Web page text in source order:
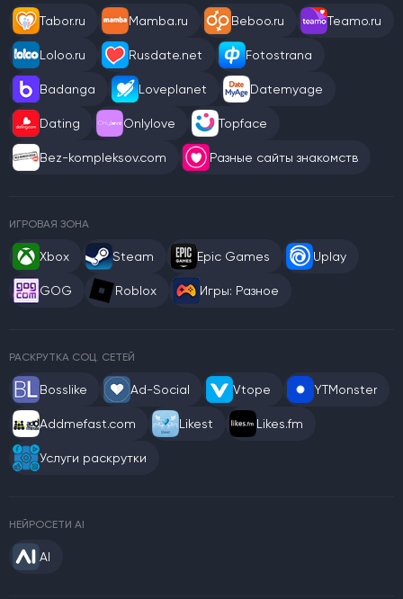
Tabor.ru Mamba.ru Beboo.ru Teamo.ru
Loloo.ru Rusdate.net Fotostrana
Badanga Loveplanet Datemyage
Dating Onlylove Topface
Bez-kompleksov.com Разные сайты знакомств
ИГРОВАЯ ЗОНА
Xbox Steam Epic Games Uplay
GOG Roblox Игры: Разное
РАСКРУТКА СОЦ. СЕТЕЙ
Bosslike Ad-Social Vtope YTMonster
Addmefast.com Likest Likes.fm
Услуги раскрутки
НЕЙРОСЕТИ AI
AI